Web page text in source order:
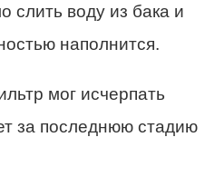
слить воду из бака и
наполнится.
мог исчерпать
за последнюю стадию